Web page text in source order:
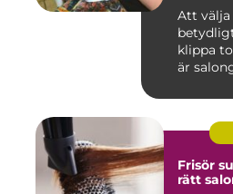
Att
klippa
är
Frisör
rätt